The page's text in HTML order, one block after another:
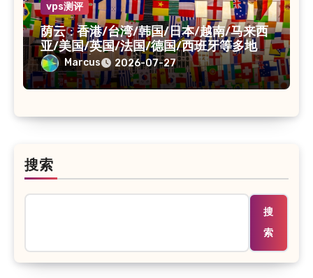
vps测评
荫云 : 香港/台湾/韩国/日本/越南/马来西
亚/美国/英国/法国/德国/西班牙等多地
VPS/原生IP /住宅IP/双ISP
Marcus 2026-07-27
搜索
搜
索